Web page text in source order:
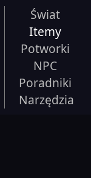
Świat
Itemy
Potworki
NPC
Poradniki
Narzędzia